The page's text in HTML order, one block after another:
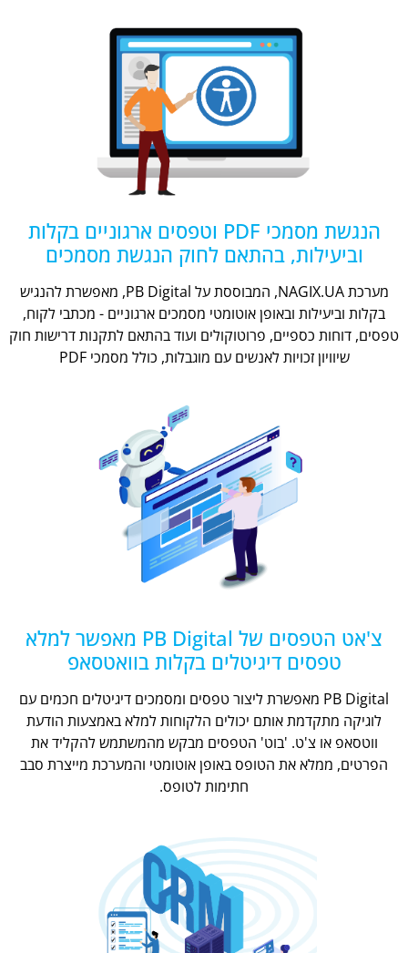
הנגשת מסמכי PDF וטפסים ארגוניים בקלות
וביעילות, בהתאם לחוק הנגשת מסמכים
מערכת NAGIX.UA, המבוססת על PB Digital, מאפשרת להנגיש
בקלות וביעילות ובאופן אוטומטי מסמכים ארגוניים - מכתבי לקוח,
טפסים, דוחות כספיים, פרוטוקולים ועוד בהתאם לתקנות דרישות חוק
שיוויון זכויות לאנשים עם מוגבלות, כולל מסמכי PDF
צ'אט הטפסים של PB Digital מאפשר למלא
טפסים דיגיטלים בקלות בוואטסאפ
PB Digital מאפשרת ליצור טפסים ומסמכים דיגיטלים חכמים עם
לוגיקה מתקדמת אותם יכולים הלקוחות למלא באמצעות הודעת
ווטסאפ או צ'ט. 'בוט' הטפסים מבקש מהמשתמש להקליד את
הפרטים, ממלא את הטופס באופן אוטומטי והמערכת מייצרת סבב
חתימות לטופס.